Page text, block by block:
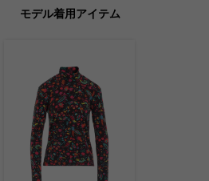
モデル着用アイテム